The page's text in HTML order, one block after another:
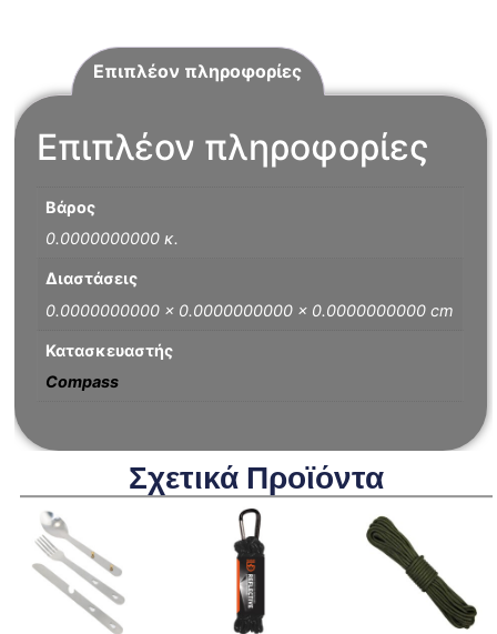
Επιπλέον πληροφορίες
Επιπλέον πληροφορίες
Βάρος
0.0000000000 κ.
Διαστάσεις
0.0000000000 × 0.0000000000 × 0.0000000000 cm
Κατασκευαστής
Compass
Σχετικά Προϊόντα